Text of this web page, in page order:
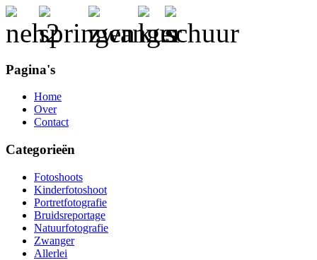
Pagina's
Home
Over
Contact
Categorieën
Fotoshoots
Kinderfotoshoot
Portretfotografie
Bruidsreportage
Natuurfotografie
Zwanger
Allerlei